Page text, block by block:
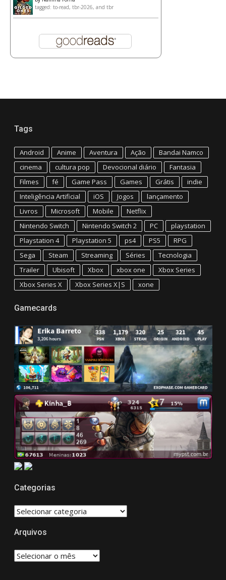
tagged: to-read, tbr-2026, and tbr
Tags
Android Anime Aventura Ação
Bandai Namco
cinema
cultura pop Devocional diário
Fantasia
Filmes
fé Game Pass Games Grátis
indie
Inteligência Artificial
iOS Jogos
lançamento
Livros
Microsoft Mobile
Netflix
Nintendo Switch
Nintendo Switch 2 PC
playstation
Playstation 4
Playstation 5 ps4 PS5
RPG
Sega
Steam Streaming Séries
Tecnologia
Trailer
Ubisoft Xbox xbox one
Xbox Series
Xbox Series X
Xbox Series X|S xone
Gamecards
Categorias
CATEGORIAS
Arquivos
Arquivos